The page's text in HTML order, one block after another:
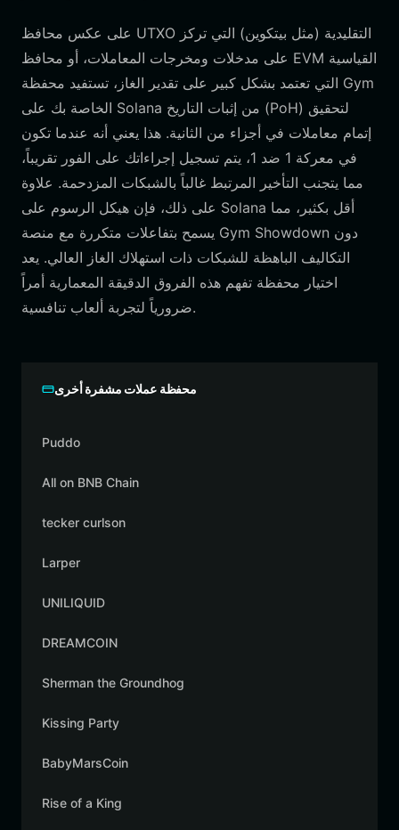
على عكس محافظ UTXO التقليدية (مثل بيتكوين) التي تركز
على مدخلات ومخرجات المعاملات، أو محافظ EVM القياسية
التي تعتمد بشكل كبير على تقدير الغاز، تستفيد محفظة Gym
الخاصة بك على Solana من إثبات التاريخ (PoH) لتحقيق
إتمام معاملات في أجزاء من الثانية. هذا يعني أنه عندما تكون
في معركة 1 ضد 1، يتم تسجيل إجراءاتك على الفور تقريباً،
مما يتجنب التأخير المرتبط غالباً بالشبكات المزدحمة. علاوة
على ذلك، فإن هيكل الرسوم على Solana أقل بكثير، مما
يسمح بتفاعلات متكررة مع منصة Gym Showdown دون
التكاليف الباهظة للشبكات ذات استهلاك الغاز العالي. يعد
اختيار محفظة تفهم هذه الفروق الدقيقة المعمارية أمراً
ضرورياً لتجربة ألعاب تنافسية.
محفظة عملات مشفرة أخرى
Puddo
All on BNB Chain
tecker curlson
Larper
UNILIQUID
DREAMCOIN
Sherman the Groundhog
Kissing Party
BabyMarsCoin
Rise of a King